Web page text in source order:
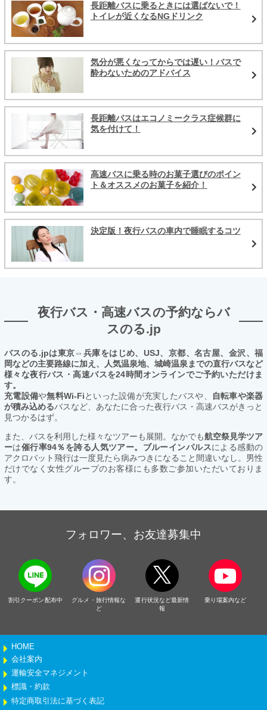
長距離バスに乗るときには選ばないで！
トイレが近くなるNGドリンク
気分が悪くなってからでは遅い！バスで
酔わないためのアドバイス
長距離バスはエコノミークラス症候群に
気を付けて！
高速バスに乗る時のお菓子選びのポイン
ト＆オススメのお菓子を紹介！
決定版！夜行バスの車内で睡眠するコツ
夜行バス・高速バスの予約ならバ
スのる.jp
バスのる.jpは東京⇔兵庫をはじめ、USJ、京都、名古屋、金沢、福
岡などの主要路線に加え、人気温泉地、城崎温泉までの直行バスなど
様々な夜行バス・高速バスを24時間オンラインでご予約いただけま
す。
充電設備や無料Wi-Fiといった設備が充実したバスや、
自転車や楽器
が積み込めるバスなど、あなたに合った夜行バス・高速バスがきっと
見つかるはず。
また、バスを利用した様々なツアーも展開。なかでも航空祭見学ツア
ーは催行率94％を誇る人気ツアー。ブルーインパルスによる感動の
アクロバット飛行は一度見たら病みつきになること間違いなし。男性
だけでなく女性グループのお客様にも多数ご参加いただいておりま
す。
フォロワー、お友達募集中
割引クーポン配布中
グルメ・旅行情報な
ど
運行状況など最新情
報
乗り場案内など
HOME
会社案内
運輸安全マネジメント
標識・約款
特定商取引法に基づく表記